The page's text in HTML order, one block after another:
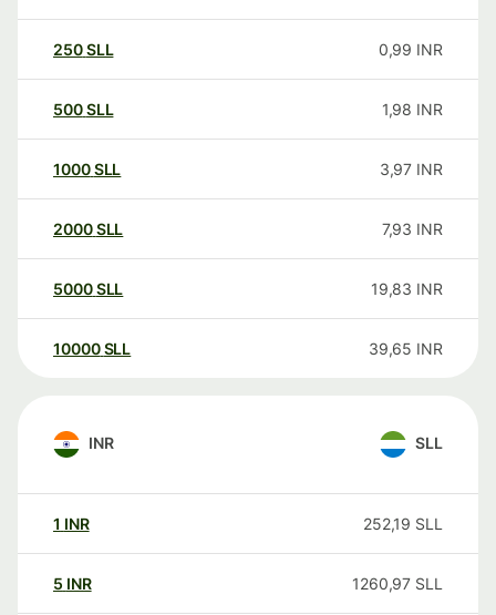
250SLL 0,99 INR
500SLL 1,98 INR
1000SLL 3,97 INR
2000SLL 7,93 INR
5000SLL 19,83 INR
10000 SLL 39,65 INR
INR SLL
1 INR 252,19 SLL
5 INR 1260,97 SLL